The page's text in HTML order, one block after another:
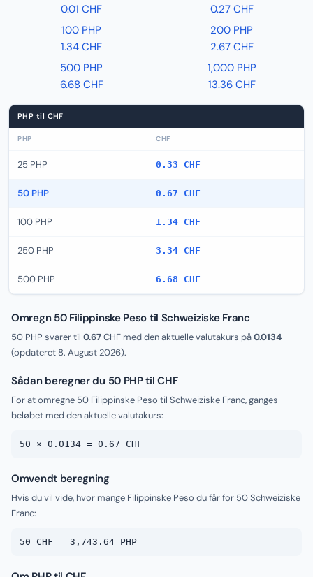
0.01 CHF
0.27 CHF
100 PHP
1.34 CHF
200 PHP
2.67 CHF
500 PHP
6.68 CHF
1,000 PHP
13.36 CHF
PHP til CHF
PHP CHF
25 PHP 0.33 CHF
50 PHP 0.67 CHF
100 PHP 1.34 CHF
250 PHP 3.34 CHF
500 PHP 6.68 CHF
Omregn 50 Filippinske Peso til Schweiziske Franc
50 PHP svarer til 0.67CHF med den aktuelle valutakurs på0.0134
(opdateret 8. August 2026).
Sådan beregner du 50 PHP til CHF
For at omregne 50 Filippinske Peso til Schweiziske Franc, ganges
beløbet med den aktuelle valutakurs:
50 × 0.0134 = 0.67 CHF
Omvendt beregning
Hvis du vil vide, hvor mange Filippinske Peso du får for 50 Schweiziske
Franc:
50 CHF = 3,743.64 PHP